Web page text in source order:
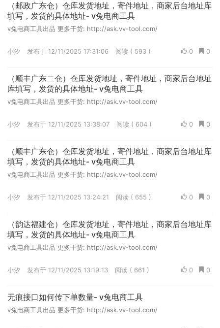
（邮政广东仓）仓库发货地址，寄件地址，商家后台地址库
填写，发货的具体地址- v兔电商工具
v兔电商工具出品 更多干货: http://ask.vv-tool.com/
0
0
小汐 发布于 12/11/2025 17:31:06 阅读 ( 593 )
（顺丰广东二仓）仓库发货地址，寄件地址，商家后台地址
库填写，发货的具体地址- v兔电商工具
v兔电商工具出品 更多干货: http://ask.vv-tool.com/
0
0
小汐 发布于 12/11/2025 13:38:07 阅读 ( 604 )
（顺丰广东仓）仓库发货地址，寄件地址，商家后台地址库
填写，发货的具体地址- v兔电商工具
v兔电商工具出品 更多干货: http://ask.vv-tool.com/
0
0
小汐 发布于 12/11/2025 13:24:21 阅读 ( 655 )
（韵达福建仓）仓库发货地址，寄件地址，商家后台地址库
填写，发货的具体地址- v兔电商工具
v兔电商工具出品 更多干货: http://ask.vv-tool.com/
0
0
小汐 发布于 12/11/2025 13:19:13 阅读 ( 661 )
无痕接口如何传下单数量- v兔电商工具
v兔电商工具出品 更多干货: http://ask.vv-tool.com/